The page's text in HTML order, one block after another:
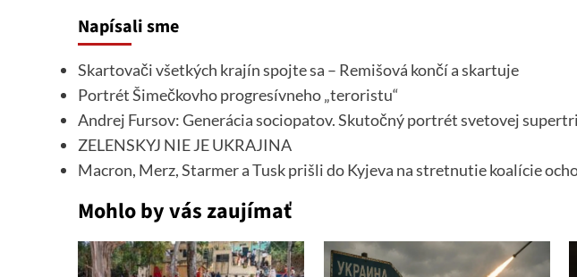
Napísali sme
Skartovači všetkých krajín spojte sa – Remišová končí a skartuje
Portrét Šimečkovho progresívneho „teroristu“
Andrej Fursov: Generácia sociopatov. Skutočný portrét svetovej
ZELENSKYJ NIE JE UKRAJINA
Macron, Merz, Starmer a Tusk prišli do Kyjeva na stretnutie koalície
Mohlo by vás zaujímať